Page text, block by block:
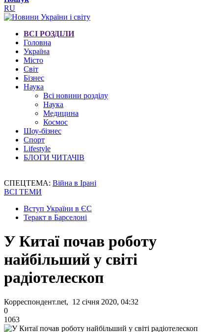
RU
ВСІ РОЗДІЛИ
Головна
Україна
Місто
Світ
Бізнес
Наука
Всі новини розділу
Наука
Медицина
Космос
Шоу-бізнес
Спорт
Lifestyle
БЛОГИ ЧИТАЧІВ
СПЕЦТЕМА: Війна в Ірані
ВСІ ТЕМИ
Вступ України в ЄС
Теракт в Барселоні
У Китаї почав роботу
найбільший у світі
радіотелескоп
Корреспондент.net, 12 січня 2020, 04:32
0
1063